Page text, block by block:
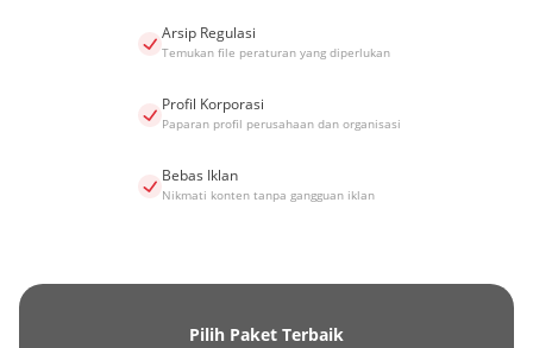
Arsip Regulasi
Temukan file peraturan yang diperlukan
Profil Korporasi
Paparan profil perusahaan dan organisasi
Bebas Iklan
Nikmati konten tanpa gangguan iklan
Pilih Paket Terbaik